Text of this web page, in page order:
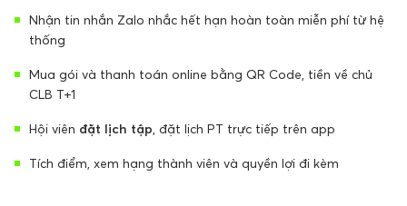
Nhận tin nhắn Zalo nhắc hết hạn hoàn toàn miễn phí từ hệ
thống
Mua gói và thanh toán online bằng QR Code, tiền về chủ
CLB T+1
Hội viên đặt lịch tập , đặt lịch PT trực tiếp trên app
Tích điểm, xem hạng thành viên và quyền lợi đi kèm